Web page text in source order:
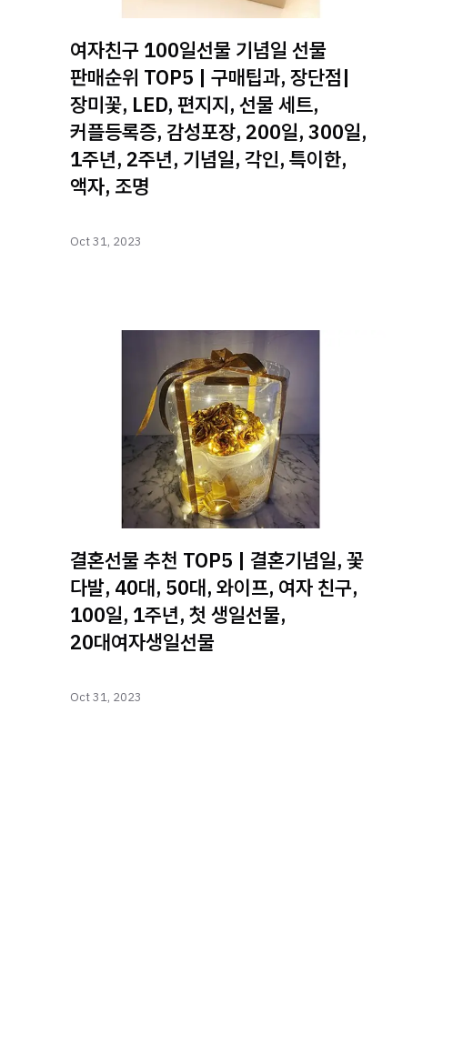
여자친구 100일선물 기념일 선물
판매순위 TOP5 | 구매팁과, 장단점|
장미꽃, LED, 편지지, 선물 세트,
커플등록증, 감성포장, 200일, 300일,
1주년, 2주년, 기념일, 각인, 특이한,
액자, 조명
Oct 31, 2023
결혼선물 추천 TOP5 | 결혼기념일, 꽃
다발, 40대, 50대, 와이프, 여자 친구,
100일, 1주년, 첫 생일선물,
20대여자생일선물
Oct 31, 2023